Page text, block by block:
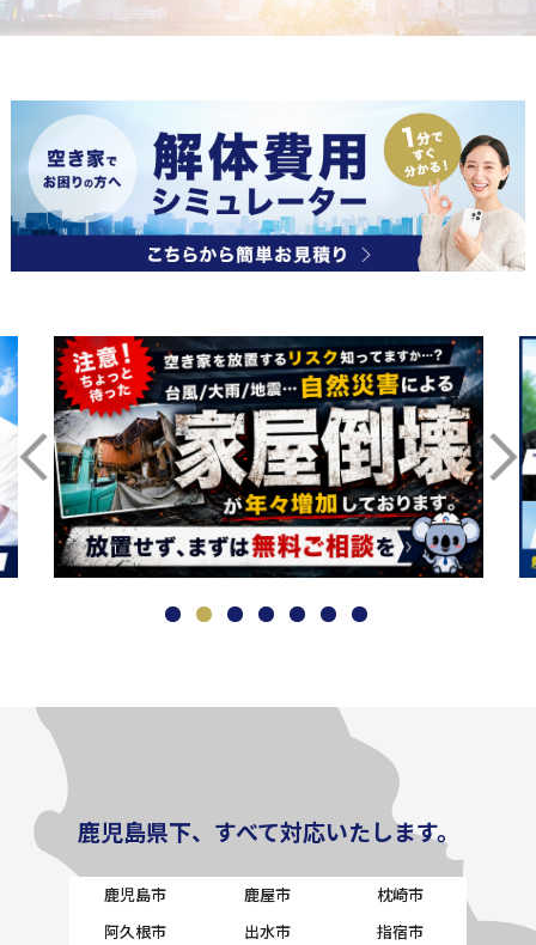
鹿児島県下、すべて対応いたします。
鹿児島市 鹿屋市
枕崎市
阿久根市
出水市
指宿市